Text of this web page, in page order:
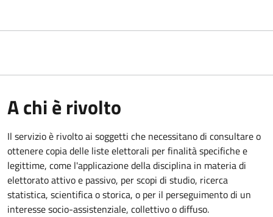
A chi è rivolto
Il servizio è rivolto ai soggetti che necessitano di consultare o
ottenere copia delle liste elettorali per finalità specifiche e
legittime, come l'applicazione della disciplina in materia di
elettorato attivo e passivo, per scopi di studio, ricerca
statistica, scientifica o storica, o per il perseguimento di un
interesse socio-assistenziale, collettivo o diffuso.